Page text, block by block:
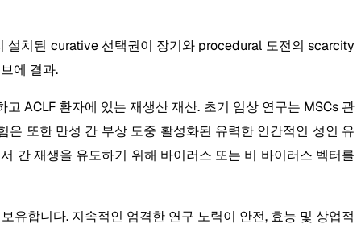
설치된 curative 선택권이 장기와 procedural 도전의 scarcity
에 결과.
ACLF 환자에 있는 재생산 재산. 초기 임상 연구는 MSCs 관
또한 만성 간 부상 도중 활성화된 유력한 인간적인 성인 유
간 재생을 유도하기 위해 바이러스 또는 비 바이러스 벡터를
유합니다. 지속적인 엄격한 연구 노력이 안전, 효능 및 상업적